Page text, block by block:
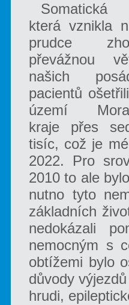
Somatická
která vznikla
prudce
převážnou
našich
pacientů
území
kraje přes
tisíc, což je
2022. Pro
2010 to ale
nutno tyto
základních
nedokázali
nemocným s
obtížemi bylo
důvody
hrudi,